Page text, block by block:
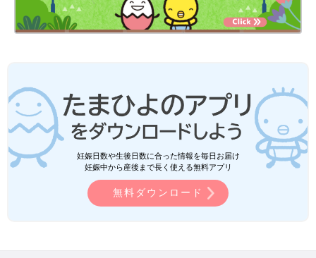
妊娠日数や生後日数に合った情報を毎日お届け
妊娠中から産後まで長く使える無料アプリ
無料ダウンロード